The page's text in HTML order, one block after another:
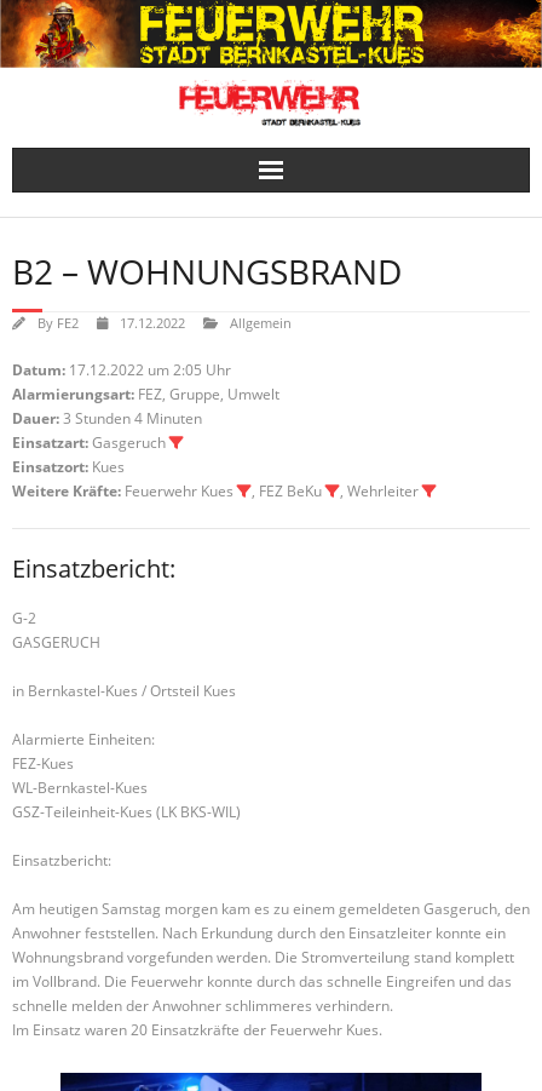
Skip
to
content
B2 – WOHNUNGSBRAND
By FE2 17.12.2022 Allgemein
Datum: 17.12.2022 um 2:05 Uhr
Alarmierungsart: FEZ, Gruppe, Umwelt
Dauer:3 Stunden 4 Minuten
Einsatzart:Gasgeruch
Einsatzort: Kues
Weitere Kräfte: Feuerwehr Kues , FEZ BeKu , Wehrleiter
Einsatzbericht:
G-2
GASGERUCH
in Bernkastel-Kues / Ortsteil Kues
Alarmierte Einheiten:
FEZ-Kues
WL-Bernkastel-Kues
GSZ-Teileinheit-Kues (LK BKS-WIL)
Einsatzbericht:
Am heutigen Samstag morgen kam es zu einem gemeldeten Gasgeruch, den
Anwohner feststellen. Nach Erkundung durch den Einsatzleiter konnte ein
Wohnungsbrand vorgefunden werden. Die Stromverteilung stand komplett
im Vollbrand. Die Feuerwehr konnte durch das schnelle Eingreifen und das
schnelle melden der Anwohner schlimmeres verhindern.
Im Einsatz waren 20 Einsatzkräfte der Feuerwehr Kues.